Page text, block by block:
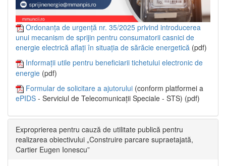
Ordonanța de urgență nr. 35/2025 privind introducerea
unui mecanism de sprijin pentru consumatorii casnici de
energie electrică aflați în situația de sărăcie energetică (pdf)
Informații utile pentru beneficiarii tichetului electronic de
energie (pdf)
Formular de solicitare a ajutorului (conform platformei a
ePIDS - Serviciul de Telecomunicații Speciale - STS) (pdf)
Exproprierea pentru cauză de utilitate publică pentru
realizarea obiectivului „Construire parcare supraetajată,
Cartier Eugen Ionescu”